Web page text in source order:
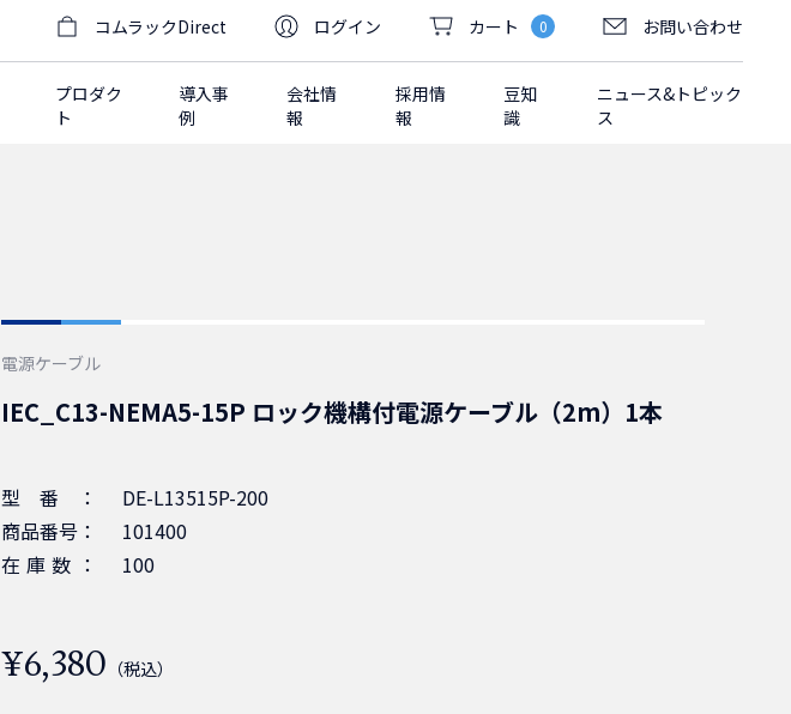
コムラックDirect ログイン カート 0 お問い合わせ
プロダク
ト
導入事
例
会社情
報
採用情
報
豆知
識
ニュース&トピック
ス
電源ケーブル
IEC_C13-NEMA5-15P ロック機構付電源ケーブル（2m）1本
型番：
DE-L13515P-200
商品番号：
101400
在庫数：
100
¥6,380 （税込）